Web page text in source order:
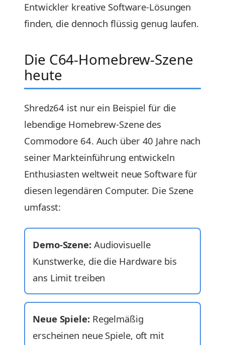
Entwickler kreative Software-Lösungen
finden, die dennoch flüssig genug laufen.
Die C64-Homebrew-Szene
heute
Shredz64 ist nur ein Beispiel für die
lebendige Homebrew-Szene des
Commodore 64. Auch über 40 Jahre nach
seiner Markteinführung entwickeln
Enthusiasten weltweit neue Software für
diesen legendären Computer. Die Szene
umfasst:
Demo-Szene:Audiovisuelle
Kunstwerke, die die Hardware bis
ans Limit treiben
Neue Spiele:Regelmäßig
erscheinen neue Spiele, oft mit